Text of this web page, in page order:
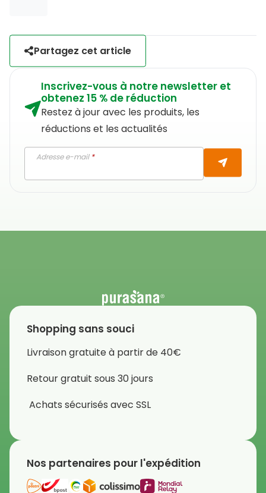
Partagez cet article
Inscrivez-vous à notre newsletter et
obtenez 15 % de réduction
Restez à jour avec les produits, les
réductions et les actualités
Adresse e-mail*
Shopping sans souci
Livraison gratuite à partir de 40€
Retour gratuit sous 30 jours
Achats sécurisés avec SSL
Nos partenaires pour l'expédition